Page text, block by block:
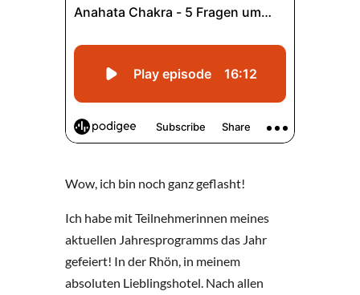
Wow, ich bin noch ganz geflasht!
Ich habe mit Teilnehmerinnen meines
aktuellen Jahresprogramms das Jahr
gefeiert! In der Rhön, in meinem
absoluten Lieblingshotel. Nach allen